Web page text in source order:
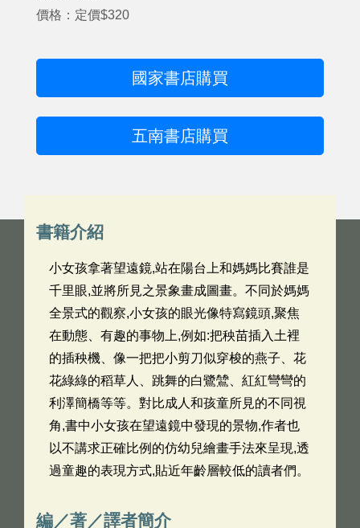
價格：定價$320
國家書店購買
五南書店購買
書籍介紹
小女孩拿著望遠鏡,站在陽台上和媽媽比賽誰是
千里眼,並將所見之景象畫成圖畫。不同於媽媽
全景式的觀察,小女孩的眼光像特寫鏡頭,聚焦
在動態、有趣的事物上,例如:把秧苗插入土裡
的插秧機、像一把把小剪刀似穿梭的燕子、花
花綠綠的稻草人、跳舞的白鷺鷥、紅紅彎彎的
利澤簡橋等等。對比成人和孩童所見的不同視
角,書中小女孩在望遠鏡中發現的景物,作者也
以不講求正確比例的仿幼兒繪畫手法來呈現,透
過童趣的表現方式,貼近年齡層較低的讀者們。
編／著／譯者簡介